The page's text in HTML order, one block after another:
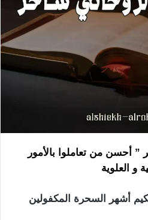
” أحسن من تعاملوا بالأمور
و العلوية
أشهر السحرة المكفولين